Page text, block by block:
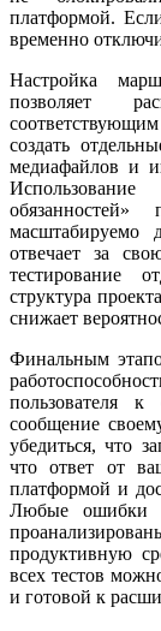
платформой.
временно
Настройка
позволяет
создать
медиафайлов и
масштабируемо
отвечает за
тестирование
структура
снижает
Финальным
пользователя к
сообщение
убедиться, что
что ответ от
платформой и
Любые ошибки
продуктивную
всех тестов
и готовой к